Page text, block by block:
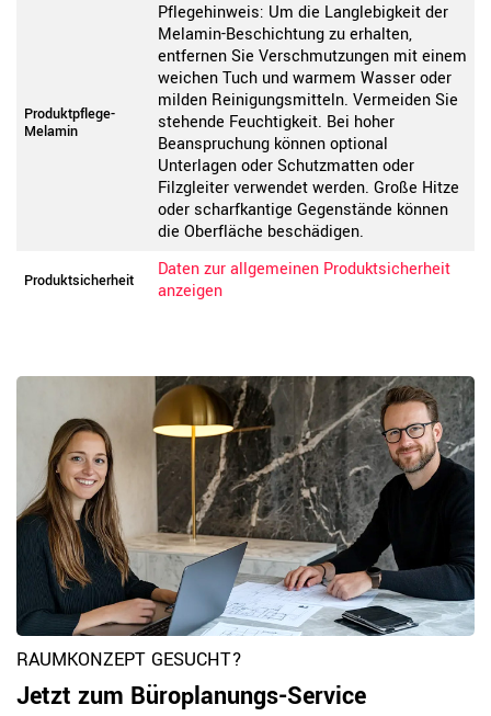
Produktpflege-
Melamin
Pflegehinweis: Um die Langlebigkeit der
Melamin-Beschichtung zu erhalten,
entfernen Sie Verschmutzungen mit einem
weichen Tuch und warmem Wasser oder
milden Reinigungsmitteln. Vermeiden Sie
stehende Feuchtigkeit. Bei hoher
Beanspruchung können optional
Unterlagen oder Schutzmatten oder
Filzgleiter verwendet werden. Große Hitze
oder scharfkantige Gegenstände können
die Oberfläche beschädigen.
Produktsicherheit
Daten zur allgemeinen Produktsicherheit
anzeigen
RAUMKONZEPT GESUCHT?
Jetzt zum Büroplanungs-Service